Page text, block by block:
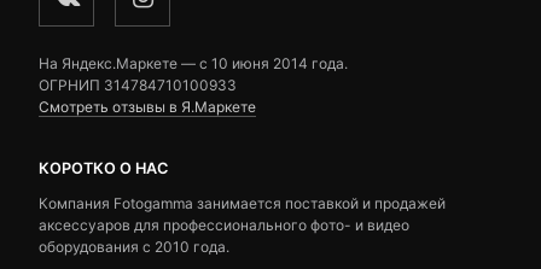
На Яндекс.Маркете — c 10 июня 2014 года.
ОГРНИП 314784710100933
Смотреть отзывы в Я.Маркете
КОРОТКО О НАС
Компания Fotogamma занимается поставкой и продажей
аксессуаров для профессионального фото- и видео
оборудования с 2010 года.